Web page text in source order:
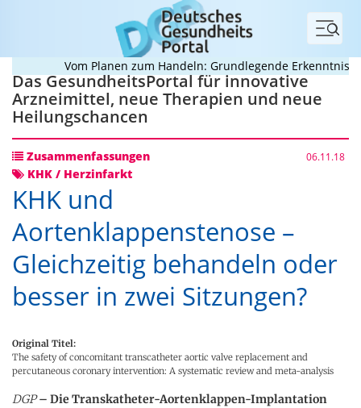
Menü
Vom Planen zum Handeln: Grundlegende Erkenntnisse
Das GesundheitsPortal für innovative
Arzneimittel, neue Therapien und neue
Heilungschancen
Zusammenfassungen 06.11.18
KHK / Herzinfarkt
KHK und
Aortenklappenstenose –
Gleichzeitig behandeln oder
besser in zwei Sitzungen?
Original Titel:
The safety of concomitant transcatheter aortic valve replacement and
percutaneous coronary intervention: A systematic review and meta-analysis
DGP– Die Transkatheter-Aortenklappen-Implantation